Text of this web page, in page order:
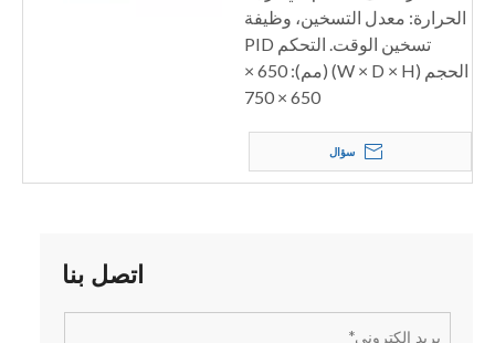
الحرارة: معدل التسخين، وظيفة
تسخين الوقت. التحكم PID
الحجم (W × D × H) (مم): 650 ×
650 × 750
سؤال
اتصل بنا